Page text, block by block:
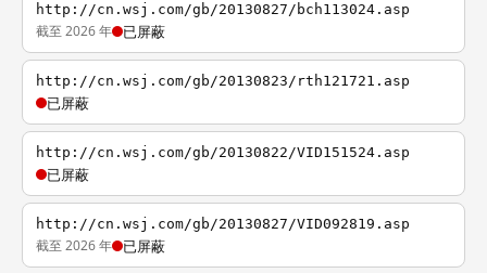
http://cn.wsj.com/gb/20130827/bch113024.asp
截至 2026 年 已屏蔽
http://cn.wsj.com/gb/20130823/rth121721.asp
已屏蔽
http://cn.wsj.com/gb/20130822/VID151524.asp
已屏蔽
http://cn.wsj.com/gb/20130827/VID092819.asp
截至 2026 年 已屏蔽